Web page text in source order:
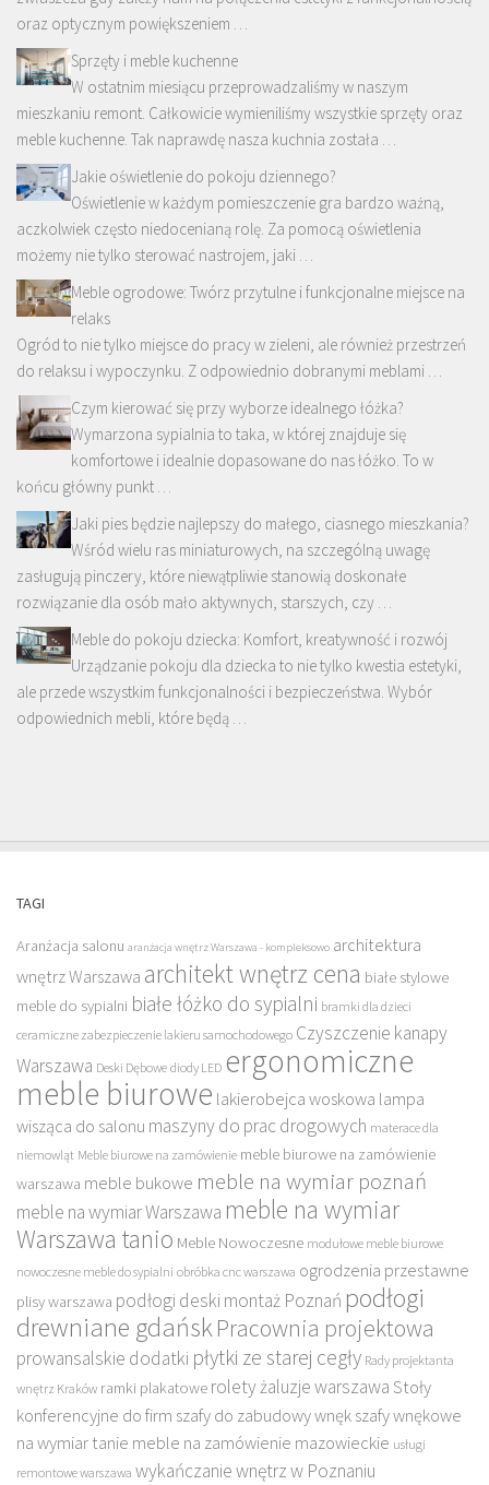
oraz optycznym powiększeniem …
Sprzęty i meble kuchenne
W ostatnim miesiącu przeprowadzaliśmy w naszym
mieszkaniu remont. Całkowicie wymieniliśmy wszystkie sprzęty oraz
meble kuchenne. Tak naprawdę nasza kuchnia została …
Jakie oświetlenie do pokoju dziennego?
Oświetlenie w każdym pomieszczenie gra bardzo ważną,
aczkolwiek często niedocenianą rolę. Za pomocą oświetlenia
możemy nie tylko sterować nastrojem, jaki …
Meble ogrodowe: Twórz przytulne i funkcjonalne miejsce na
relaks
Ogród to nie tylko miejsce do pracy w zieleni, ale również przestrzeń
do relaksu i wypoczynku. Z odpowiednio dobranymi meblami …
Czym kierować się przy wyborze idealnego łóżka?
Wymarzona sypialnia to taka, w której znajduje się
komfortowe i idealnie dopasowane do nas łóżko. To w
końcu główny punkt …
Jaki pies będzie najlepszy do małego, ciasnego mieszkania?
Wśród wielu ras miniaturowych, na szczególną uwagę
zasługują pinczery, które niewątpliwie stanowią doskonałe
rozwiązanie dla osób mało aktywnych, starszych, czy …
Meble do pokoju dziecka: Komfort, kreatywność i rozwój
Urządzanie pokoju dla dziecka to nie tylko kwestia estetyki,
ale przede wszystkim funkcjonalności i bezpieczeństwa. Wybór
odpowiednich mebli, które będą …
TAGI
Aranżacja salonu aranżacja wnętrz Warszawa - kompleksowo architektura
wnętrz Warszawa architekt wnętrz cena białe stylowe
meble do sypialni białe łóżko do sypialni bramki dla dzieci
ceramiczne zabezpieczenie lakieru samochodowego Czyszczenie kanapy
Warszawa Deski Dębowe diody LED ergonomiczne
meble biurowe lakierobejca woskowa lampa
wisząca do salonu maszyny do prac drogowych materace dla
niemowląt Meble biurowe na zamówienie meble biurowe na zamówienie
warszawa meble bukowe meble na wymiar poznań
meble na wymiar Warszawa meble na wymiar
Warszawa tanio Meble Nowoczesne modułowe meble biurowe
nowoczesne meble do sypialni obróbka cnc warszawa ogrodzenia przestawne
plisy warszawa podłogi deski montaż Poznań podłogi
drewniane gdańskPracownia projektowa
prowansalskie dodatki płytki ze starej cegły Rady projektanta
wnętrz Kraków ramki plakatowe rolety żaluzje warszawa Stoły
konferencyjne do firm szafy do zabudowy wnęk szafy wnękowe
na wymiar tanie meble na zamówienie mazowieckie usługi
remontowe warszawa wykańczanie wnętrz w Poznaniu